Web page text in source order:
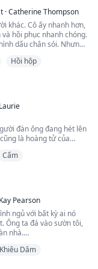
trở lại mạnh mẽ, khiến
·Catherine Thompson
khác. Cô ấy nhanh hơn,
hồi phục nhanh chóng.
dấu chân sói. Nhưng
tuổi. Cô nhận thấy tất
Hồi hộp
Laurie
đàn ông đang hét lên
là hoàng tử của
rơi cô. Vì cô không
đã thương xót và ban
Cấm
Kay Pearson
ngủ với bất kỳ ai nó
Ông ta đá vào sườn tôi,
nhà.
đã sụp đổ. Tôi nghĩ
Khiêu Dâm